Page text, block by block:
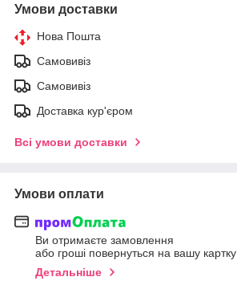
Умови доставки
Нова Пошта
Самовивіз
Самовивіз
Доставка кур'єром
Всі умови доставки
Умови оплати
Ви отримаєте замовлення
або гроші повернуться на вашу картку
Детальніше